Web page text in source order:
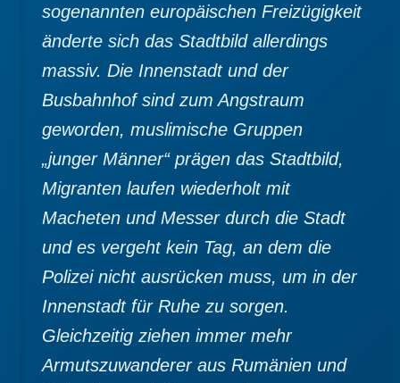
sogenannten europäischen Freizügigkeit
änderte sich das Stadtbild allerdings
massiv. Die Innenstadt und der
Busbahnhof sind zum Angstraum
geworden, muslimische Gruppen
„junger Männer“ prägen das Stadtbild,
Migranten laufen wiederholt mit
Macheten und Messer durch die Stadt
und es vergeht kein Tag, an dem die
Polizei nicht ausrücken muss, um in der
Innenstadt für Ruhe zu sorgen.
Gleichzeitig ziehen immer mehr
Armutszuwanderer aus Rumänien und